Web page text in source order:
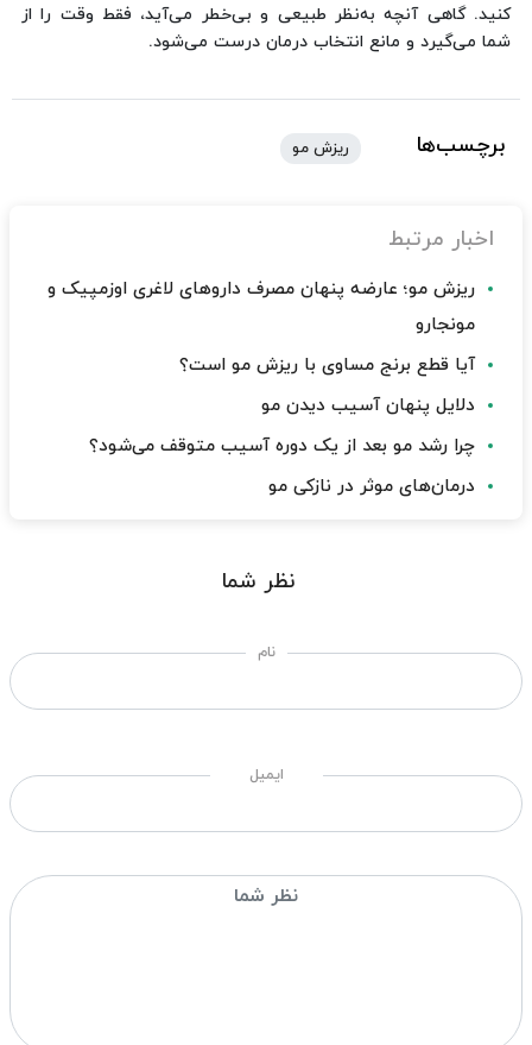
کنید. گاهی آنچه به‌نظر طبیعی و بی‌خطر می‌آید، فقط وقت را از
شما می‌گیرد و مانع انتخاب درمان درست می‌شود.
برچسب‌ها ریزش مو
اخبار مرتبط
ریزش مو؛ عارضه پنهان مصرف داروهای لاغری اوزمپیک و
مونجارو
آیا قطع برنج مساوی با ریزش مو است؟
دلایل پنهان آسیب دیدن مو
چرا رشد مو بعد از یک دوره آسیب متوقف می‌شود؟
درمان‌های موثر در نازکی مو
نظر شما
نام
ایمیل